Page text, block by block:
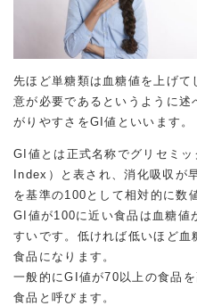
先ほど単糖類は血糖値を上げて
意が必要であるというように
がりやすさをGI値といいます。
GI値とは正式名称でグリセミ
Index）と表され、消化吸収が
を基準の100として相対的に数
GI値が100に近い食品は血糖値
すいです。低ければ低いほど
食品になります。
一般的にGI値が70以上の食品
食品と呼びます。